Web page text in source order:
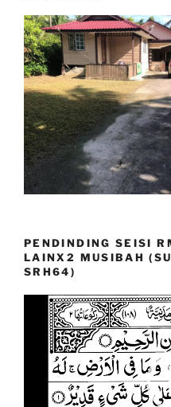
PENDINDING SEISI
LAINX2 MUSIBAH
SRH64)
Video
Player